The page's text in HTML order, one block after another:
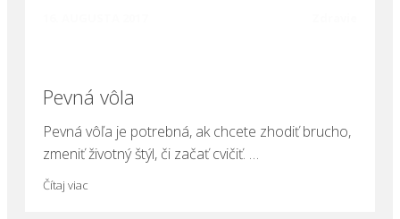
Pevná vôla
Pevná vôľa je potrebná, ak chcete zhodiť brucho,
zmeniť životný štýl, či začať cvičiť. …
Čítaj viac